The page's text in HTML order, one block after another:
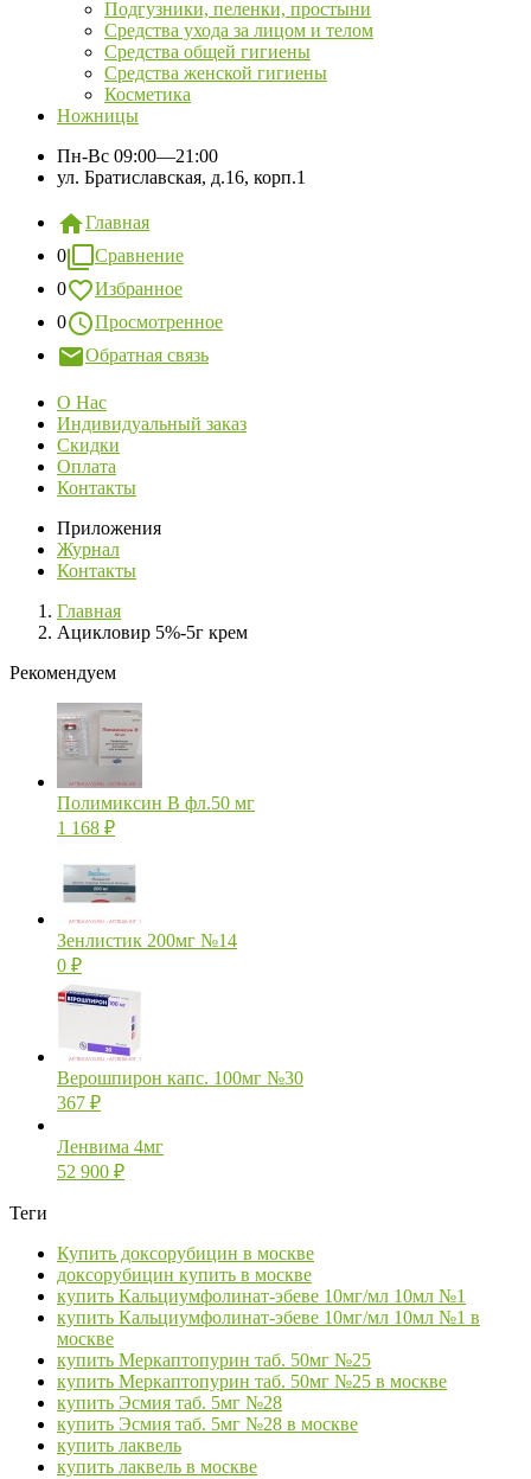
Подгузники, пеленки, простыни
Средства ухода за лицом и телом
Средства общей гигиены
Средства женской гигиены
Косметика
Ножницы
Пн-Вс 09:00—21:00
ул. Братиславская, д.16, корп.1
Главная
0
Сравнение
0
Избранное
0
Просмотренное
Обратная связь
О Нас
Индивидуальный заказ
Скидки
Оплата
Контакты
Приложения
Журнал
Контакты
Главная
Ацикловир 5%-5г крем
Рекомендуем
Полимиксин В фл.50 мг
1 168 ₽
Зенлистик 200мг №14
0 ₽
Верошпирон капс. 100мг №30
367 ₽
Ленвима 4мг
52 900 ₽
Теги
Купить доксорубицин в москве
доксорубицин купить в москве
купить Кальциумфолинат-эбеве 10мг/мл 10мл №1
купить Кальциумфолинат-эбеве 10мг/мл 10мл №1 в
москве
купить Меркаптопурин таб. 50мг №25
купить Меркаптопурин таб. 50мг №25 в москве
купить Эсмия таб. 5мг №28
купить Эсмия таб. 5мг №28 в москве
купить лаквель
купить лаквель в москве